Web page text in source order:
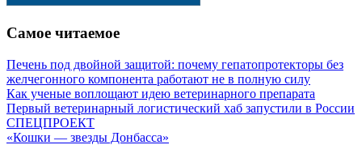
Самое читаемое
Печень под двойной защитой: почему гепатопротекторы без
желчегонного компонента работают не в полную силу
Как ученые воплощают идею ветеринарного препарата
Первый ветеринарный логистический хаб запустили в России
СПЕЦПРОЕКТ
«Кошки — звезды Донбасса»